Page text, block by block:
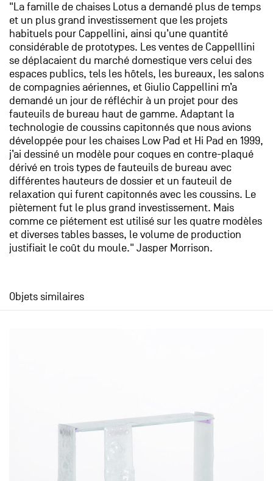
"La famille de chaises Lotus a demandé plus de temps
et un plus grand investissement que les projets
habituels pour Cappellini, ainsi qu’une quantité
considérable de prototypes. Les ventes de Cappelllini
se déplacaient du marché domestique vers celui des
espaces publics, tels les hôtels, les bureaux, les salons
de compagnies aériennes, et Giulio Cappellini m’a
demandé un jour de réfléchir à un projet pour des
fauteuils de bureau haut de gamme. Adaptant la
technologie de coussins capitonnés que nous avions
développée pour les chaises Low Pad et Hi Pad en 1999,
j’ai dessiné un modèle pour coques en contre-plaqué
dérivé en trois types de fauteuils de bureau avec
différentes hauteurs de dossier et un fauteuil de
relaxation qui furent capitonnés avec les coussins. Le
piètement fut le plus grand investissement. Mais
comme ce piétement est utilisé sur les quatre modèles
et diverses tables basses, le volume de production
justifiait le coût du moule." Jasper Morrison.
Objets similaires